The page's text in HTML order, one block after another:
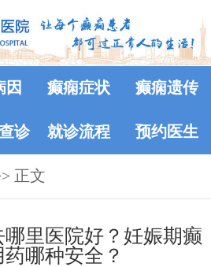
因 癫痫症状 癫痫遗传
诊 就诊流程 预约医生
正文
里医院好？妊娠期癫
哪种安全？